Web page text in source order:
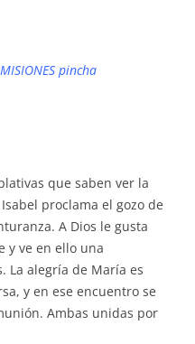
pincha
que saben ver la
proclama el gozo de
A Dios le gusta
y ve en ello una
La alegría de María es
y en ese encuentro se
Ambas unidas por